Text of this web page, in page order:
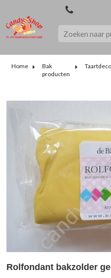
Home
Bak
producten
Rolfondant bakzolder